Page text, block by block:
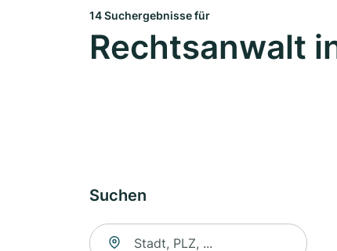
14 Suchergebnisse für
Rechtsanwalt
Suchen
Suche nach Ort